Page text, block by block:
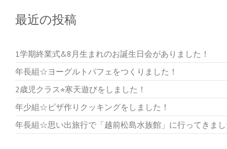
最近の投稿
1学期終業式&8月生まれのお誕生日会がありました！
年長組☆ヨーグルトパフェをつくりました！
2歳児クラス⭐︎寒天遊びをしました！
年少組☆ピザ作りクッキングをしました！
年長組☆思い出旅行で「越前松島水族館」に行ってきま